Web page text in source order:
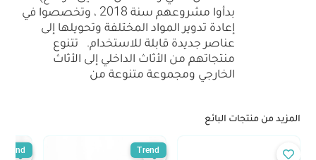
بدأوا مشروعهم سنة 2018 ، وتخصصوا في
إعادة تدوير المواد المختلفة وتحويلها إلى
عناصر جديدة قابلة للاستخدام. تتنوع
منتجاتهم من الأثاث الداخلي إلى الأثاث
الخارجي ومجموعة متنوعة من
المزيد من منتجات البائع
Trend
Trend